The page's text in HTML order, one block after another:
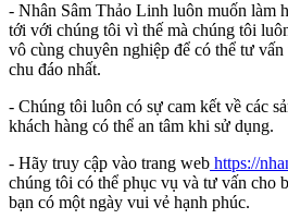
- Nhân Sâm Thảo Linh luôn muốn làm
tới với chúng tôi vì thế mà chúng tôi
vô cùng chuyên nghiệp để có thể tư
chu đáo nhất.
- Chúng tôi luôn có sự cam kết về các
khách hàng có thể an tâm khi sử dụng.
- Hãy truy cập vào trang web https://
chúng tôi có thể phục vụ và tư vấn cho
bạn có một ngày vui vẻ hạnh phúc.